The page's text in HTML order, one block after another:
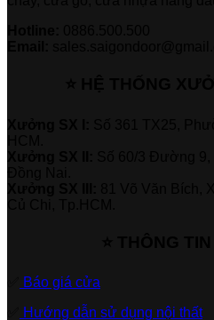
Báo giá cửa
Hướng dẫn sử dụng nội thất